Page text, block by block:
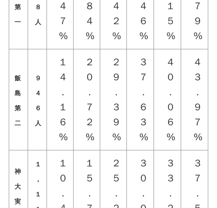
第
一
８
人
４
７
%
８
４
%
４
２
%
４
６
%
１
５
%
７
９
%
飯
島
第
二
９
４
６
人
１
４
．
１
６
%
２
０
．
７
２
%
２
９
．
３
９
%
３
７
．
６
３
%
４
０
．
０
６
%
４
３
．
９
７
%
神
大
実
１
，
１
１
０
．
１
５
．
２
５
．
３
０
．
３
３
．
３
７
．